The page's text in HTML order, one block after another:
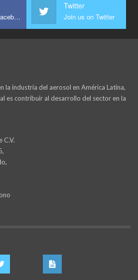
Join us on Facebook
Twitter
Join us on Twitter
la industria del aerosol en América Latina,
es contribuir al desarrollo del sector en la
C.V.